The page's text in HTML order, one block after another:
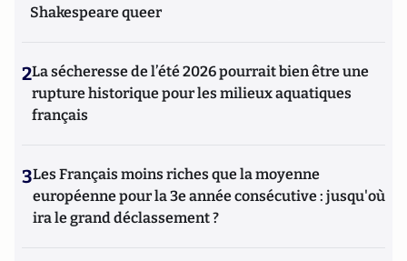
Shakespeare queer
2La sécheresse de l’été 2026 pourrait bien être une
rupture historique pour les milieux aquatiques
français
3Les Français moins riches que la moyenne
européenne pour la 3e année consécutive : jusqu'où
ira le grand déclassement ?